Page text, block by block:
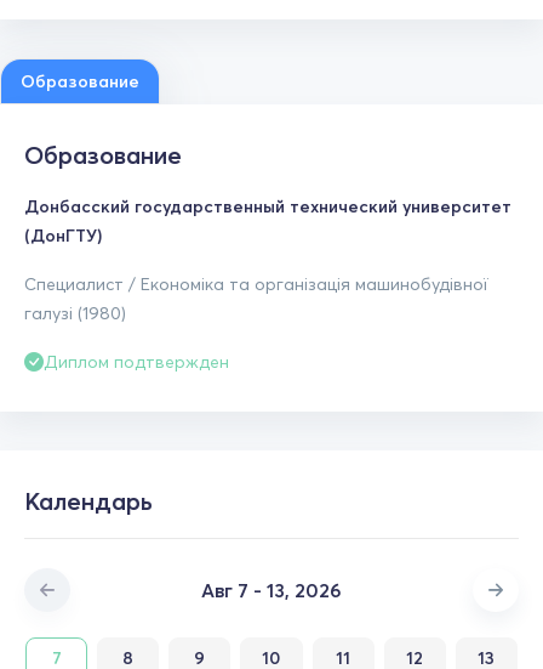
Образование
Образование
Донбасский государственный технический университет
(ДонГТУ)
Специалист / Економіка та організація машинобудівної
галузі (1980)
Диплом подтвержден
Календарь
Авг 7 - 13, 2026
7 8 9 10 11 12 13